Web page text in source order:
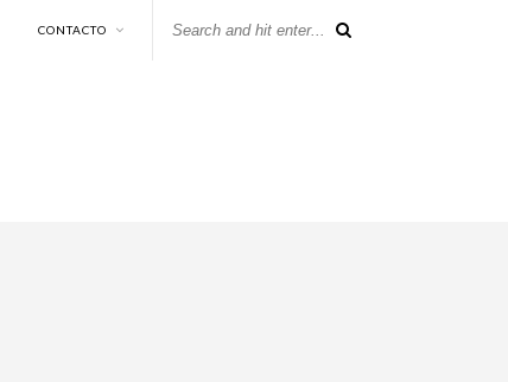
CONTACTO